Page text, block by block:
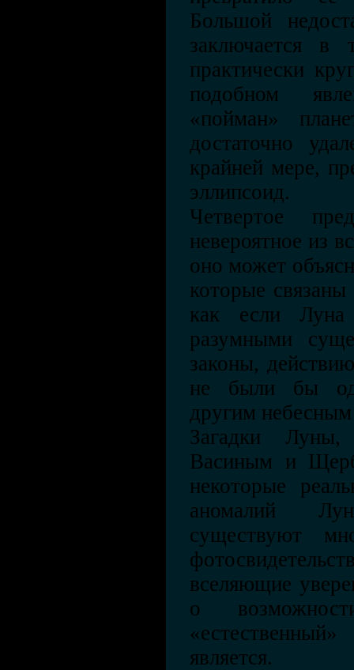
Большой
заключается
практически
подобном
«пойман»
достаточно
крайней мере,
эллипсоид.
Четвертое
невероятное из
оно может
которые
как если Луна
разумными
законы,
не были бы
другим
Загадки
Васиным и
некоторые
аномалий
существуют
вселяющие
о
является.